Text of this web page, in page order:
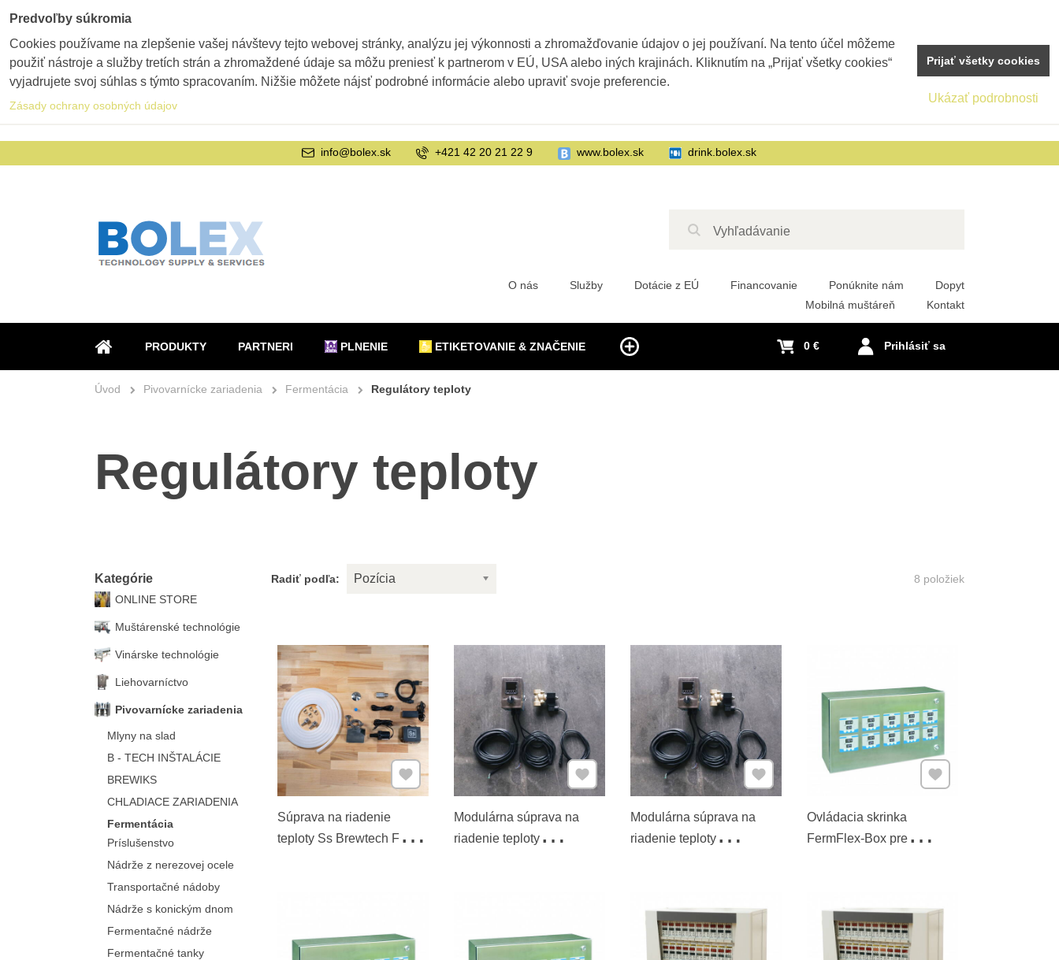
ÚVOD
PRODUKTY PARTNERI PLNENIE ETIKETOVANIE & ZNAČENIE
O nás Služby Dotácie z EÚ Financovanie Ponúknite nám
Dopyt
Mobilná muštáreň
Kontakt
Prihlásiť sa
0 €
info@bolex.sk +421 42 20 21 22 9 www.bolex.sk drink.bolex.sk
Úvod Pivovarnícke zariadenia Fermentácia Regulátory teploty
Regulátory teploty
Radiť podľa: Pozícia 8 položiek
Súprava na riadenie
teploty Ss Brewtech FTSs
Pridať k Obľúbeným
Modulárna súprava na
riadenie teploty
Pridať k Obľúbeným
Modulárna súprava na
riadenie teploty
nádrže
Pridať k Obľúbeným
Ovládacia skrinka
FermFlex-Box pre
Pridať k Obľúbeným
Kategórie
ONLINE STORE
Muštárenské technológie
Vinárske technológie
Liehovarníctvo
Pivovarnícke zariadenia
Mlyny na slad
B - TECH INŠTALÁCIE
BREWIKS
CHLADIACE ZARIADENIA
Fermentácia
Príslušenstvo
Nádrže z nerezovej ocele
Transportačné nádoby
Nádrže s konickým dnom
Fermentačné nádrže
Fermentačné tanky
Predvoľby súkromia
Cookies používame na zlepšenie vašej návštevy tejto webovej stránky, analýzu jej výkonnosti a zhromažďovanie údajov o jej používaní. Na tento účel môžeme
použiť nástroje a služby tretích strán a zhromaždené údaje sa môžu preniesť k partnerom v EÚ, USA alebo iných krajinách. Kliknutím na „Prijať všetky cookies“
vyjadrujete svoj súhlas s týmto spracovaním. Nižšie môžete nájsť podrobné informácie alebo upraviť svoje preferencie.
Zásady ochrany osobných údajov
Ukázať podrobnosti
Prijať všetky cookies